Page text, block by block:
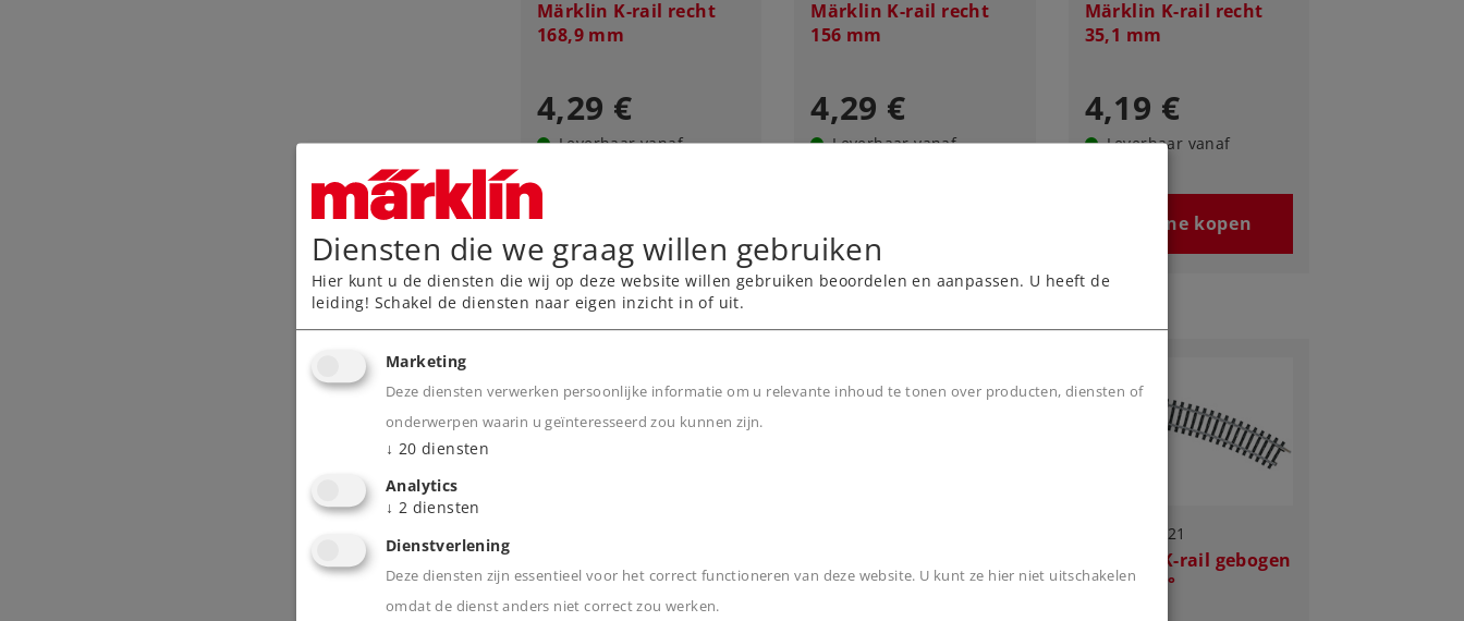
Märklin K-rail recht
168,9 mm
4,29 €
Leverbaar vanaf
Märklin K-rail recht
156 mm
4,29 €
Leverbaar vanaf
Märklin K-rail recht
35,1 mm
4,19 €
Leverbaar vanaf
Online kopen
217,9 mm
radius 45°
Art.-No. 2221
Märklin K-rail gebogen
radius 30°
Diensten die we graag willen gebruiken
Hier kunt u de diensten die wij op deze website willen gebruiken beoordelen en aanpassen. U heeft de
leiding! Schakel de diensten naar eigen inzicht in of uit.
Marketing
Deze diensten verwerken persoonlijke informatie om u relevante inhoud te tonen over producten, diensten of
onderwerpen waarin u geïnteresseerd zou kunnen zijn.
↓ 20 diensten
Analytics
↓ 2 diensten
Dienstverlening
Deze diensten zijn essentieel voor het correct functioneren van deze website. U kunt ze hier niet uitschakelen
omdat de dienst anders niet correct zou werken.